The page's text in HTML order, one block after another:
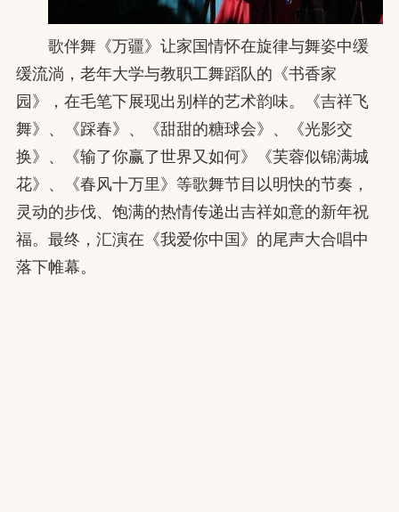
歌伴舞《万疆》让家国情怀在旋律与舞姿中缓
缓流淌，老年大学与教职工舞蹈队的《书香家
园》，在毛笔下展现出别样的艺术韵味。《吉祥飞
舞》、《踩春》、《甜甜的糖球会》、《光影交
换》、《输了你赢了世界又如何》《芙蓉似锦满城
花》、《春风十万里》等歌舞节目以明快的节奏，
灵动的步伐、饱满的热情传递出吉祥如意的新年祝
福。最终，汇演在《我爱你中国》的尾声大合唱中
落下帷幕。